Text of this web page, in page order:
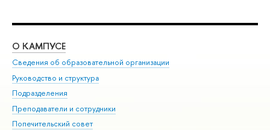
О КАМПУСЕ
Сведения об образовательной организации
Руководство и структура
Подразделения
Преподаватели и сотрудники
Попечительский совет